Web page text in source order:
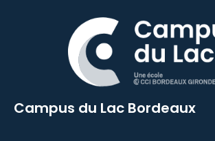
Campus du Lac Bordeaux